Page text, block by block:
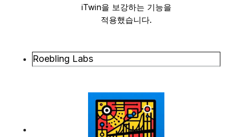
iTwin을 보강하는 기능을
적용했습니다.
Roebling Labs